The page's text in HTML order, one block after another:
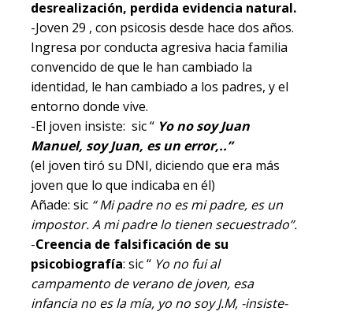
desrealización, perdida evidencia natural.
-Joven 29 , con psicosis desde hace dos años.
Ingresa por conducta agresiva hacia familia
convencido de que le han cambiado la
identidad, le han cambiado a los padres, y el
entorno donde vive.
-El joven insiste: sic “ Yo no soy Juan
Manuel, soy Juan, es un error,..”
(el joven tiró su DNI, diciendo que era más
joven que lo que indicaba en él)
Añade: sic “ Mi padre no es mi padre, es un
impostor. A mi padre lo tienen secuestrado”.
-Creencia de falsificación de su
psicobiografía: sic “Yo no fui al
campamento de verano de joven, esa
infancia no es la mía, yo no soy J.M, -insiste-